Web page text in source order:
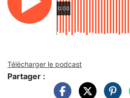
0:00
Télécharger le podcast
Partager :